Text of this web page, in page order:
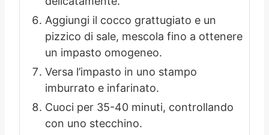
Aggiungi il cocco grattugiato e un
pizzico di sale, mescola fino a ottenere
un impasto omogeneo.
Versa l’impasto in uno stampo
imburrato e infarinato.
Cuoci per 35-40 minuti, controllando
con uno stecchino.